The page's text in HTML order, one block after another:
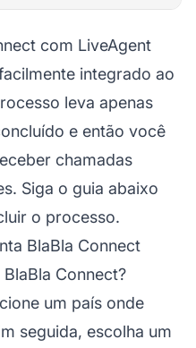
com LiveAgent
integrado ao
leva apenas
e então você
chamadas
Siga o guia abaixo
o processo.
BlaBla Connect
Connect?
um país onde
seguida, escolha um